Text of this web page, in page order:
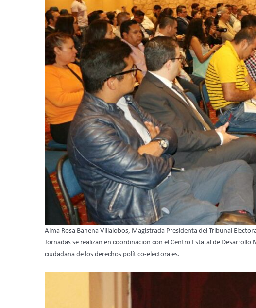
Alma Rosa Bahena Villalobos, Magistrada Presidenta del Tribunal
Jornadas se realizan en coordinación con el Centro Estatal de
ciudadana de los derechos político-electorales.